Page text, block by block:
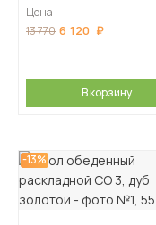
Цена
13 770 6 120
В корзину
-13%